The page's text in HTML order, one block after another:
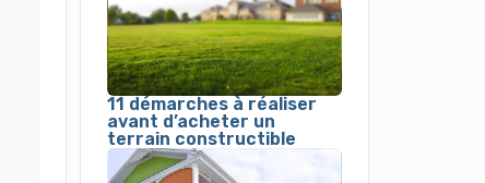
11 démarches à réaliser
avant d’acheter un
terrain constructible